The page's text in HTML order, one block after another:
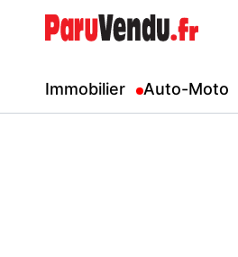
Immobilier Auto-Moto